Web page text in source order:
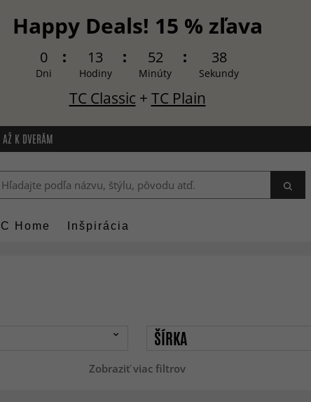
Happy Deals! 15 % zľava
0
Dni
13
Hodiny
52
Minúty
37
Sekundy
TC Classic + TC Plain
AŽ K DVERÁM
Home Inšpirácia
Zobraziť viac filtrov
ŠÍRKA